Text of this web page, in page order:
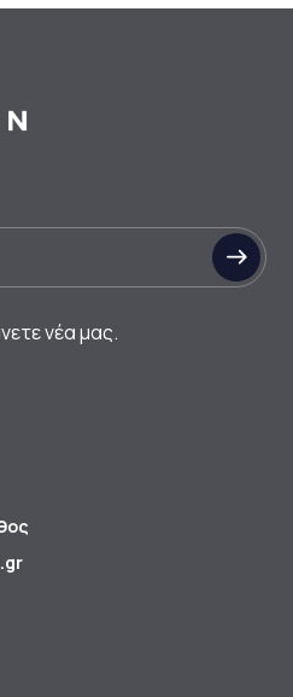
νέα μας.